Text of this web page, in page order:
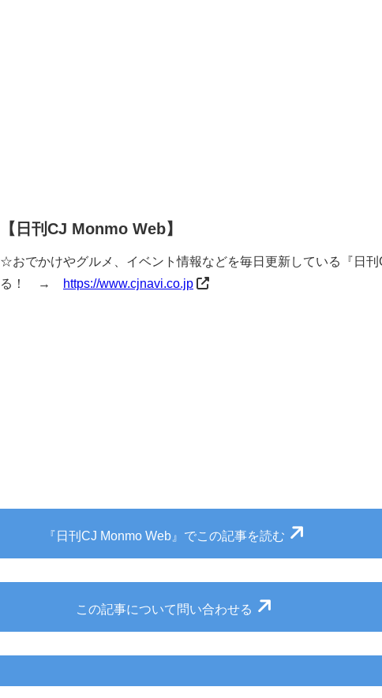
【日刊CJ Monmo Web】
☆おでかけやグルメ、イベント情報などを毎日更新している『日
る！ →
https://www.cjnavi.co.jp
『日刊CJ Monmo Web』でこの記事を読む
この記事について問い合わせる